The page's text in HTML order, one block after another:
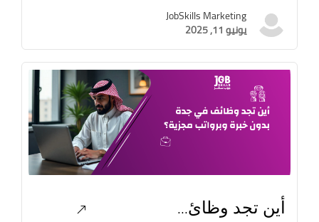
JobSkills Marketing
يونيو 11, 2025
أين تجد وظائ...